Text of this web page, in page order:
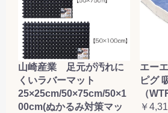
山崎産業 足元が汚れに
くいラバーマット
25×25cm/50×75cm/50×1
00cm(ぬかるみ対策マッ
エー
ピグ
（
￥